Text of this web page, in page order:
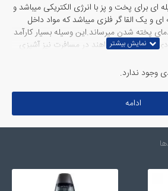
ای برای پخت و پز با انرژی الکتریکی میباشد و
یک القا گر فلزی میباشد که مواد داخل
پخته شدن میرساند.این وسیله بسیار کارآمد
هست که میخواهند در مسافرت نیز آشپزی
در تولید حرارت دارد.اطمینان پذیری
خلاف پیک نیک های گازی که خطر بسیار زیاد
به هیچ عنوان خطرناک نیست و کافیست یک
وجود ندارد.
ادامه